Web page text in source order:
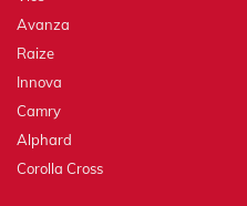
Avanza
Raize
Innova
Camry
Alphard
Corolla Cross